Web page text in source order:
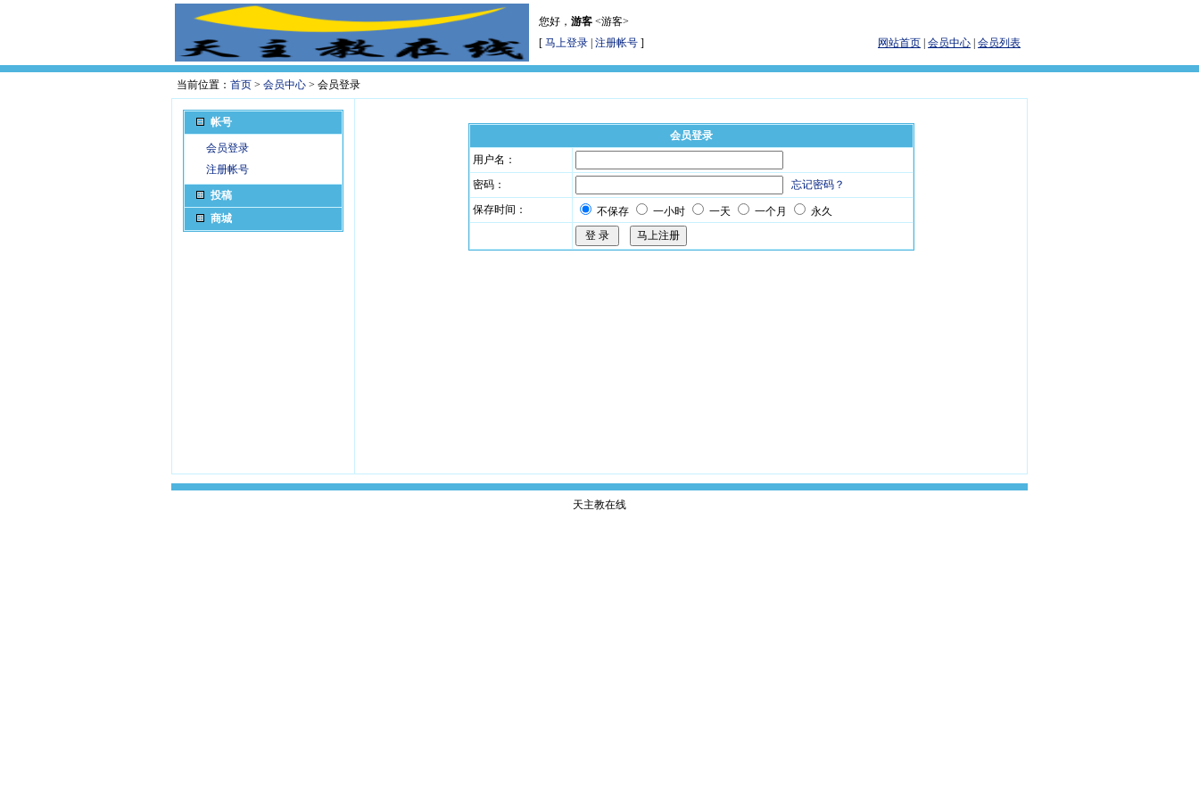
您好， 游客 <游客>
[ 马上登录 注册帐号 ] 网站首页 会员中心 会员列表
当前位置： 首页 > 会员中心 > 会员登录
帐号
会员登录
注册帐号
投稿
商城
会员登录
用户名：
密码：
忘记密码？
保存时间：
不保存 一小时 一天 一个月 永久
天主教在线